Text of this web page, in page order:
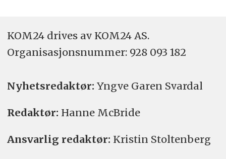
KOM24 drives av KOM24 AS.
Organisasjons­nummer: 928 093 182
Nyhetsredaktør: Yngve Garen Svardal
Redaktør: Hanne McBride
Ansvarlig redaktør: Kristin Stoltenberg